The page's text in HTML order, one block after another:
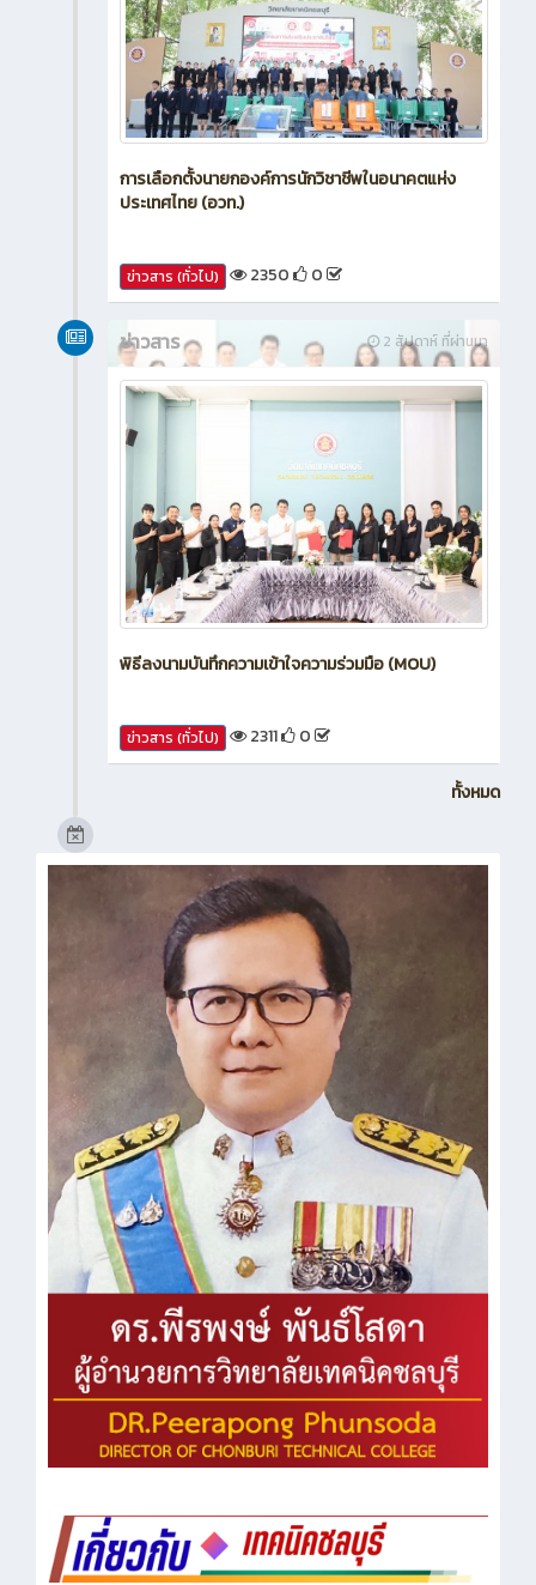
การเลือกตั้งนายกองค์การนักวิชาชีพในอนาคตแห่ง
ประเทศไทย (อวท.)
ข่าวสาร (ทั่วไป) 2350 0
2 สัปดาห์ ที่ผ่านมา
ข่าวสาร
พิธีลงนามบันทึกความเข้าใจความร่วมมือ (MOU)
ข่าวสาร (ทั่วไป) 2311 0
ทั้งหมด